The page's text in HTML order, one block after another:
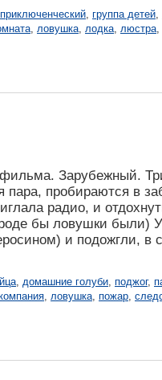
приключенческий, группа детей,
, ловушка, лодка, люстра,
фильма. Зарубежный.
пара, пробираются в
радио, и
бы ловушки были)
и подожгли, в
домашние голуби поджог,
ловушка пожар